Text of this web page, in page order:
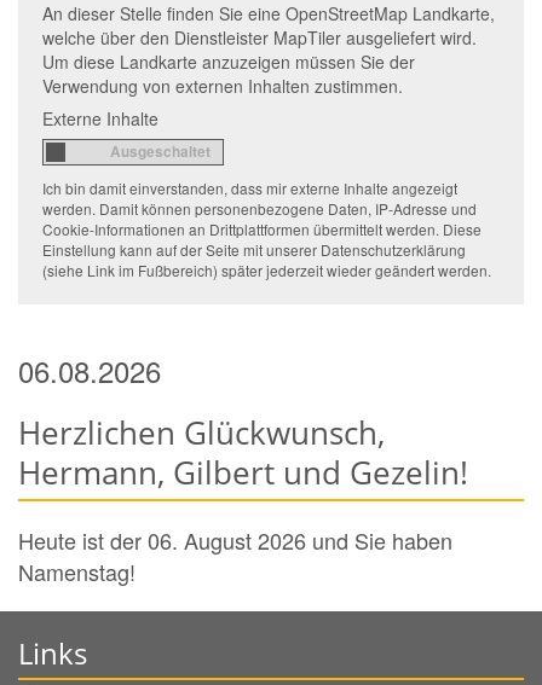
An dieser Stelle finden Sie eine OpenStreetMap Landkarte,
welche über den Dienstleister MapTiler ausgeliefert wird.
Um diese Landkarte anzuzeigen müssen Sie der
Verwendung von externen Inhalten zustimmen.
Externe Inhalte
Ich bin damit einverstanden, dass mir externe Inhalte angezeigt
werden. Damit können personenbezogene Daten, IP-Adresse und
Cookie-Informationen an Drittplattformen übermittelt werden. Diese
Einstellung kann auf der Seite mit unserer Datenschutzerklärung
(siehe Link im Fußbereich) später jederzeit wieder geändert werden.
06.08.2026
Herzlichen Glückwunsch,
Hermann, Gilbert und Gezelin!
Heute ist der 06. August 2026 und Sie haben
Namenstag!
Links